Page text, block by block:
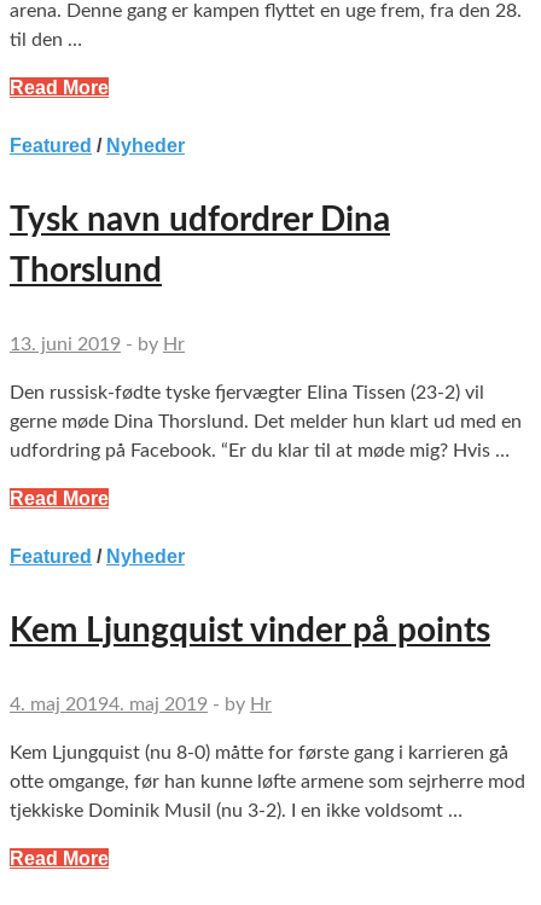
arena. Denne gang er kampen flyttet en uge frem, fra den 28.
til den …
Read More
Featured / Nyheder
Tysk navn udfordrer Dina
Thorslund
13. juni 2019 - by Hr
Den russisk-fødte tyske fjervægter Elina Tissen (23-2) vil
gerne møde Dina Thorslund. Det melder hun klart ud med en
udfordring på Facebook. “Er du klar til at møde mig? Hvis …
Read More
Featured / Nyheder
Kem Ljungquist vinder på points
4. maj 20194. maj 2019 - by Hr
Kem Ljungquist (nu 8-0) måtte for første gang i karrieren gå
otte omgange, før han kunne løfte armene som sejrherre mod
tjekkiske Dominik Musil (nu 3-2). I en ikke voldsomt …
Read More